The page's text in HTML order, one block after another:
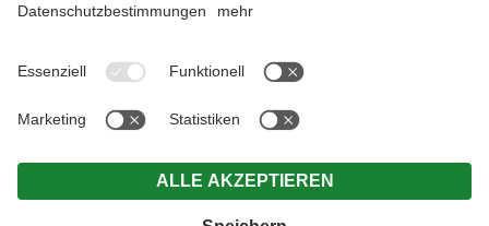
KLATSCH UND